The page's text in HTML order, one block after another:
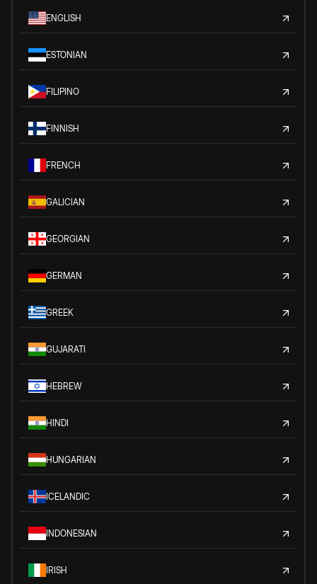
ENGLISH
ESTONIAN
FILIPINO
FINNISH
FRENCH
GALICIAN
GEORGIAN
GERMAN
GREEK
GUJARATI
HEBREW
HINDI
HUNGARIAN
ICELANDIC
INDONESIAN
IRISH